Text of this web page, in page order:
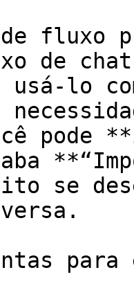
fluxo
de
usá-lo
pode
se